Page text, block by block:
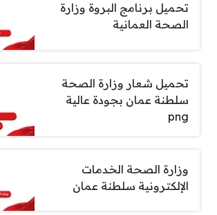
تحميل برنامج البروة وزارة
الصحة العمانية
تحميل شعار وزارة الصحة
سلطنة عمان بجودة عالية
png
وزارة الصحة الخدمات
الإلكترونية سلطنة عمان